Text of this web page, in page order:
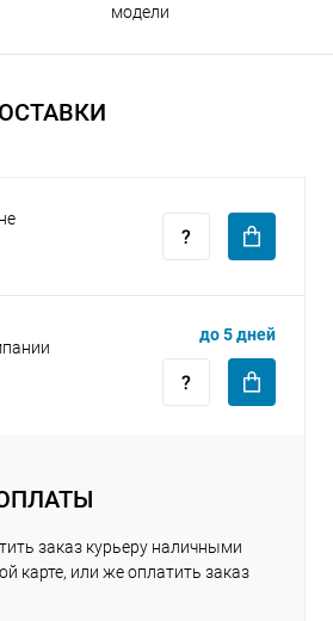
модели
до 5 дней
заказ курьеру наличными
карте, или же оплатить заказ